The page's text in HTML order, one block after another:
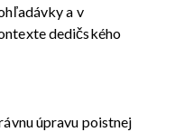
a v
dedičského
úpravu poistnej